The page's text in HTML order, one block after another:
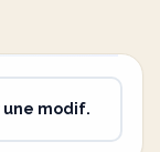
une modif.